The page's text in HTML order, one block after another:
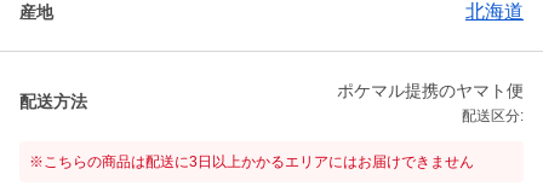
産地 北海道
配送方法
ポケマル提携のヤマト便
配送区分:
※こちらの商品は配送に3日以上かかるエリアにはお届けできません